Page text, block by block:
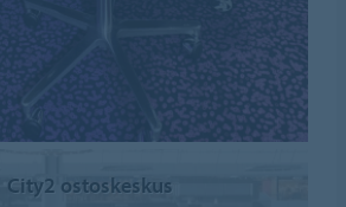
City2 ostoskeskus